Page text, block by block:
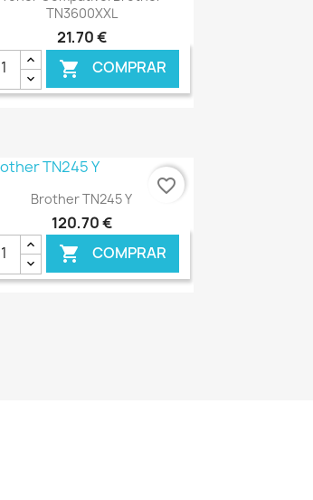
TN3600XXL
21,70 €
 COMPRAR
Ver+
Brother TN245 Y
120,70 €
 COMPRAR
favorite_border